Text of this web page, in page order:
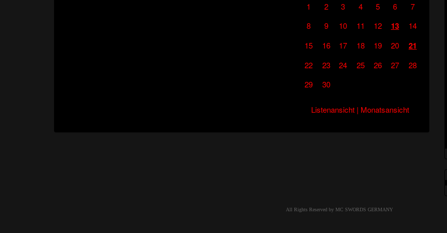
1
2 3 4 5 6
7
8
9 10 11 12 13
14
15
16 17 18 19 20 21
22 23 24 25 26 27
28
29
30
Listenansicht | Monatsansicht
All Rights Reserved by MC SWORDS GERMANY